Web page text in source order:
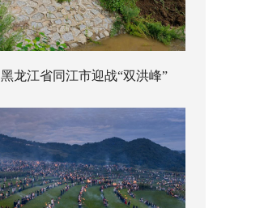
黑龙江省同江市迎战“双洪峰”